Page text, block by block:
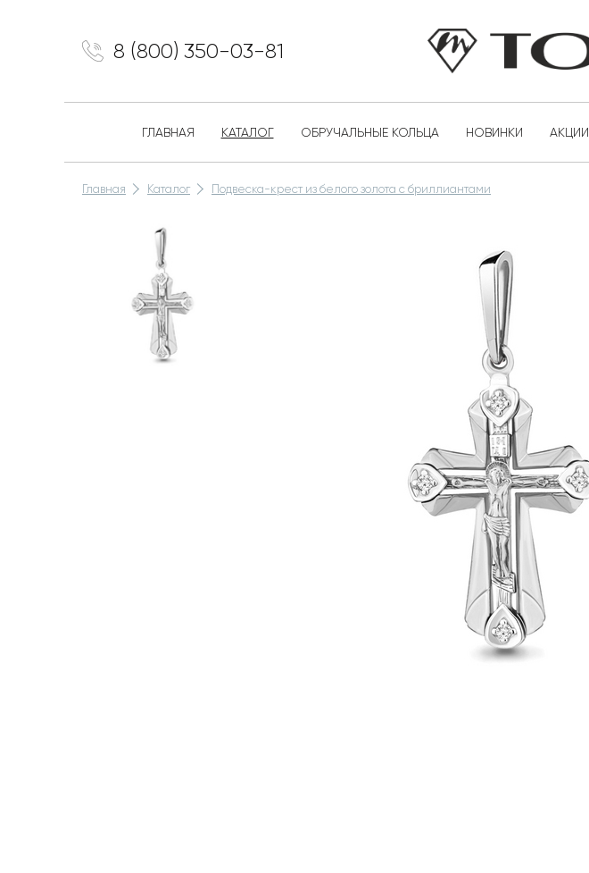
8 (800) 350-03-81
ГЛАВНАЯ КАТАЛОГ ОБРУЧАЛЬНЫЕ КОЛЬЦА НОВИНКИ АКЦИИ
Главная Каталог Подвеска-крест из белого золота с бриллиантами